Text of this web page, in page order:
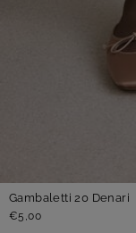
Gambaletti 20 Denari
€5,00